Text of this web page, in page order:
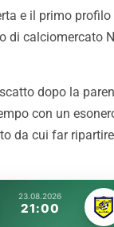
e il primo
di calciomercato
dopo la
con un
da cui far
23.08.2026
21:00
i dettagli